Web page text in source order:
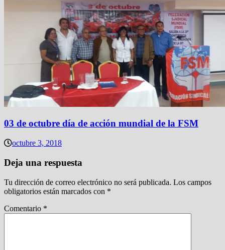
03 de octubre día de acción mundial de la FSM
octubre 3, 2018
Deja una respuesta
Tu dirección de correo electrónico no será publicada. Los campos
obligatorios están marcados con *
Comentario *